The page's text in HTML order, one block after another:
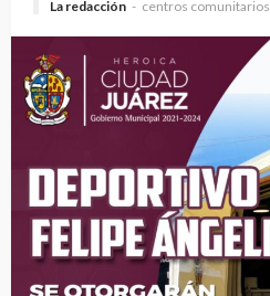
La redacción centros comunitarios